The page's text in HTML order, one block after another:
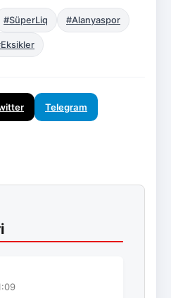
#SüperLiq #Alanyaspor
Telegram